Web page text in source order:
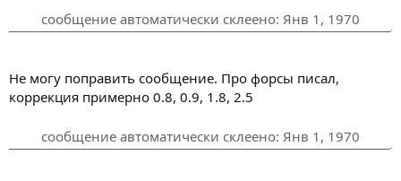
сообщение автоматически склеено: Янв 1, 1970
Не могу поправить сообщение. Про форсы писал,
коррекция примерно 0.8, 0.9, 1.8, 2.5
сообщение автоматически склеено: Янв 1, 1970